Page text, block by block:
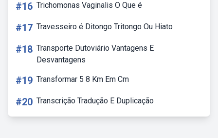
#16 Trichomonas Vaginalis O Que é
#17 Travesseiro é Ditongo Tritongo Ou Hiato
#18 Transporte Dutoviário Vantagens E
Desvantagens
#19 Transformar 5 8 Km Em Cm
#20 Transcrição Tradução E Duplicação